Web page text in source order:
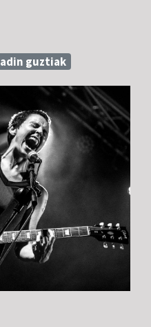
adin guztiak